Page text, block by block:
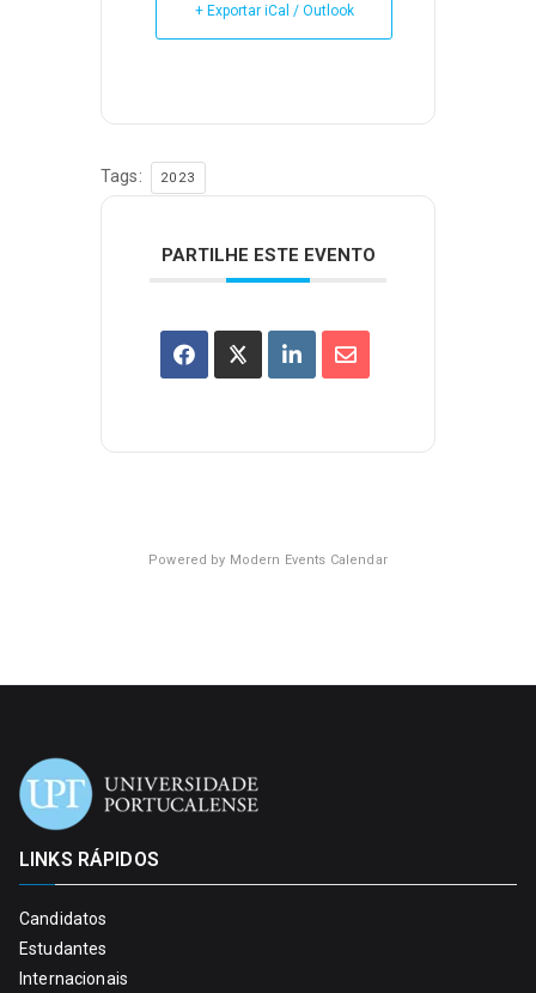
+ Exportar iCal / Outlook
Tags: 2023
PARTILHE ESTE EVENTO
Powered by Modern Events Calendar
LINKS RÁPIDOS
Candidatos
Estudantes
Internacionais